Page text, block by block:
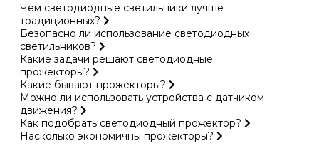
Чем светодиодные светильники лучше
традиционных?
Безопасно ли использование светодиодных
светильников?
Какие задачи решают светодиодные
прожекторы?
Какие бывают прожекторы?
Можно ли использовать устройства с датчиком
движения?
Как подобрать светодиодный прожектор?
Насколько экономичны прожекторы?